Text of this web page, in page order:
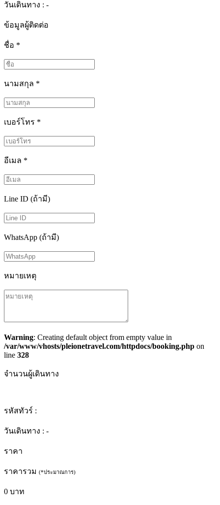
วันเดินทาง : -
ข้อมูลผู้ติดต่อ
ชื่อ *
นามสกุล *
เบอร์โทร *
อีเมล *
Line ID (ถ้ามี)
WhatsApp (ถ้ามี)
หมายเหตุ
Warning: Creating default object from empty value in
/var/www/vhosts/pleionetravel.com/httpdocs/booking.php on
line 328
จำนวนผู้เดินทาง
รหัสทัวร์ :
วันเดินทาง : -
ราคา
ราคารวม (*ประมาณการ)
0 บาท